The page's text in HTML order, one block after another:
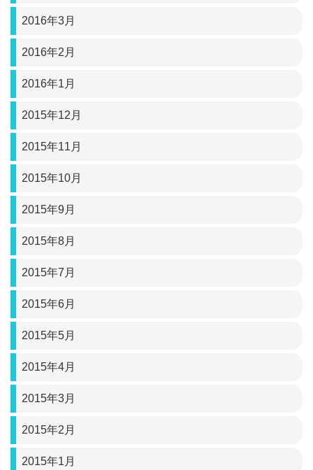
2016年3月
2016年2月
2016年1月
2015年12月
2015年11月
2015年10月
2015年9月
2015年8月
2015年7月
2015年6月
2015年5月
2015年4月
2015年3月
2015年2月
2015年1月